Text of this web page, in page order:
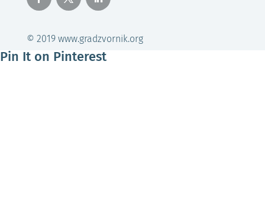
© 2019 www.gradzvornik.org
Pin It on Pinterest